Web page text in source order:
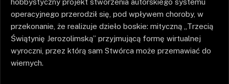
operacyjnego przerodził się, pod wpływem choroby, w
przekonanie, że realizuje dzieło boskie: mityczną „Trzecią
Świątynię Jerozolimską” przyjmującą formę wirtualnej
wyroczni, przez którą sam Stwórca może przemawiać do
wiernych.